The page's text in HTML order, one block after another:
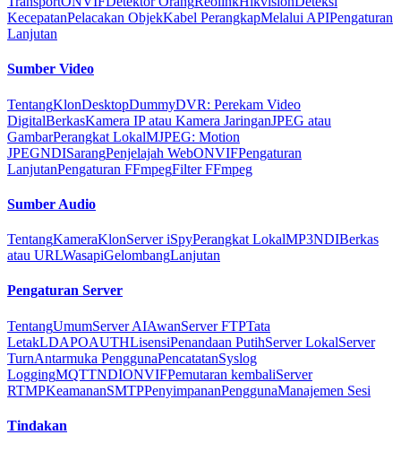
KecepatanPelacakan ObjekKabel PerangkapMelalui APIPengaturan
Lanjutan
Sumber Video
TentangKlonDesktopDummyDVR: Perekam Video
DigitalBerkasKamera IP atau Kamera JaringanJPEG atau
GambarPerangkat LokalMJPEG: Motion
JPEGNDISarangPenjelajah WebONVIFPengaturan
LanjutanPengaturan FFmpegFilter FFmpeg
Sumber Audio
TentangKameraKlonServer iSpyPerangkat LokalMP3NDIBerkas
atau URLWasapiGelombangLanjutan
Pengaturan Server
TentangUmumServer AIAwanServer FTPTata
LetakLDAPOAUTHLisensiPenandaan PutihServer LokalServer
TurnAntarmuka PenggunaPencatatanSyslog
LoggingMQTTNDIONVIFPemutaran kembaliServer
RTMPKeamananSMTPPenyimpananPenggunaManajemen Sesi
Tindakan